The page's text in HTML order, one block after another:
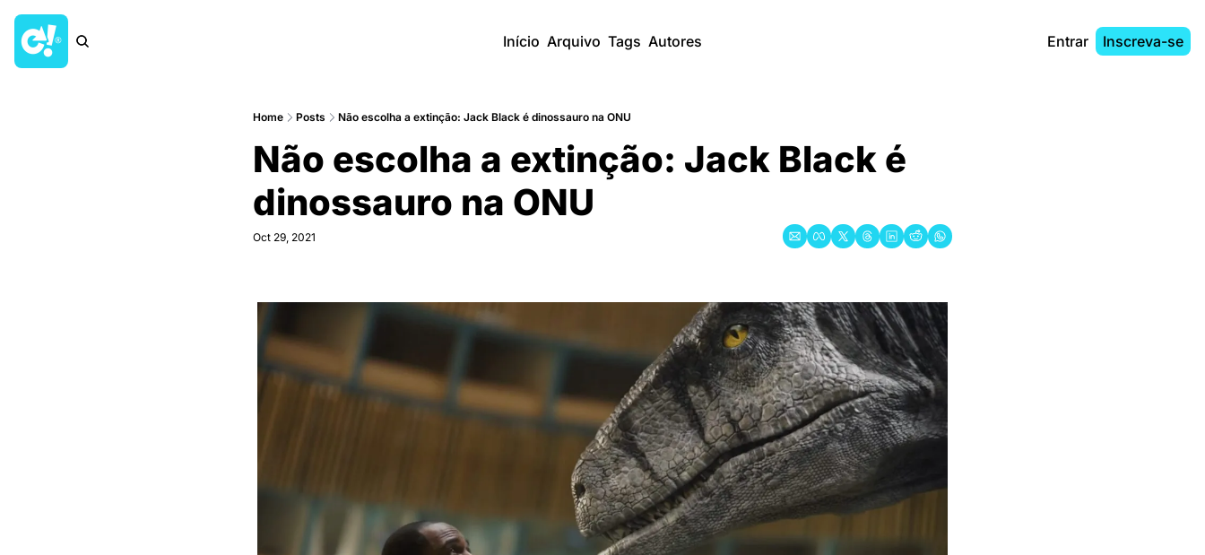
Início Arquivo Tags Autores Entrar Inscreva-se
Home Posts Não escolha a extinção: Jack Black é dinossauro na ONU
Não escolha a extinção: Jack Black é
dinossauro na ONU
Oct 29, 2021